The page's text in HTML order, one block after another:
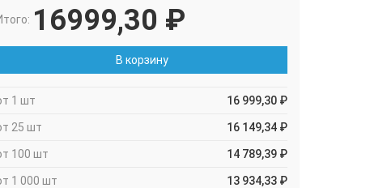
16999,30 ₽
В корзину
1 шт 16 999,30 ₽
25 шт 16 149,34 ₽
100 шт 14 789,39 ₽
1 000 шт 13 934,33 ₽